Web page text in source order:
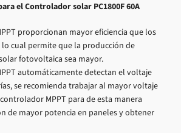
el Controlador solar PC1800F 60A
proporcionan mayor eficiencia que los
cual permite que la producción de
fotovoltaica sea mayor.
automáticamente detectan el voltaje
se recomienda trabajar al mayor voltaje
MPPT para de esta manera
de mayor potencia en paneles y obtener